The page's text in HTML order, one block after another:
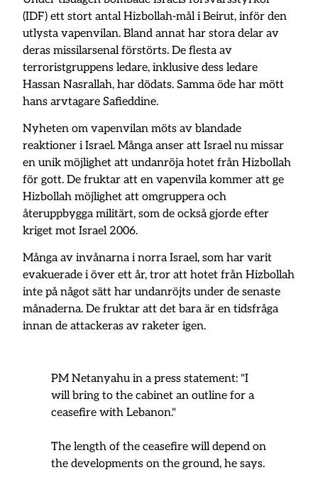
(IDF) ett stort antal Hizbollah-mål i Beirut, inför den
utlysta vapenvilan. Bland annat har stora delar av
deras missilarsenal förstörts. De flesta av
terroristgruppens ledare, inklusive dess ledare
Hassan Nasrallah, har dödats. Samma öde har mött
hans arvtagare Safieddine.
Nyheten om vapenvilan möts av blandade
reaktioner i Israel. Många anser att Israel nu missar
en unik möjlighet att undanröja hotet från Hizbollah
för gott. De fruktar att en vapenvila kommer att ge
Hizbollah möjlighet att omgruppera och
återuppbygga militärt, som de också gjorde efter
kriget mot Israel 2006.
Många av invånarna i norra Israel, som har varit
evakuerade i över ett år, tror att hotet från Hizbollah
inte på något sätt har undanröjts under de senaste
månaderna. De fruktar att det bara är en tidsfråga
innan de attackeras av raketer igen.
PM Netanyahu in a press statement: "I
will bring to the cabinet an outline for a
ceasefire with Lebanon."
The length of the ceasefire will depend on
the developments on the ground, he says.